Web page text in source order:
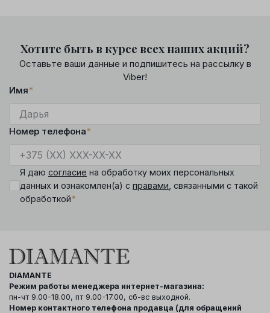
Хотите быть в курсе всех наших акций?
Оставьте ваши данные и подпишитесь на рассылку в
Viber!
Имя*
Номер телефона*
Я даю согласие на обработку моих персональных
данных и ознакомлен(а) с правами , связанными с такой
обработкой*
DIAMANTE
Режим работы менеджера интернет-магазина:
пн-чт 9.00-18.00, пт 9.00-17.00, сб-вс выходной.
Номер контактного телефона продавца (для обращений